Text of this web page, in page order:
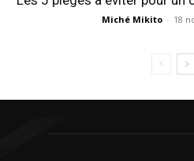
Miché Mikito - 18